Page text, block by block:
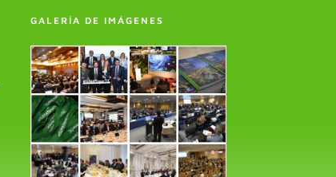
GALERÍA DE IMÁGENES